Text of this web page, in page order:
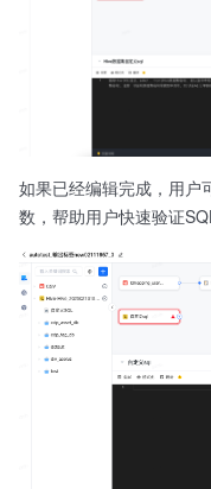
如果已经编辑完成，用户
数，帮助用户快速验证